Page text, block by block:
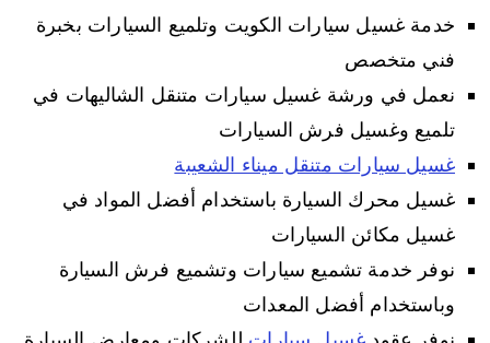
خدمة غسيل سيارات الكويت وتلميع السيارات بخبرة
فني متخصص
نعمل في ورشة غسيل سيارات متنقل الشاليهات في
تلميع وغسيل فرش السيارات
غسيل سيارات متنقل ميناء الشعيبة
غسيل محرك السيارة باستخدام أفضل المواد في
غسيل مكائن السيارات
نوفر خدمة تشميع سيارات وتشميع فرش السيارة
وباستخدام أفضل المعدات